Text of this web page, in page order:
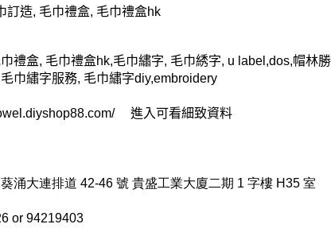
訂造, 毛巾禮盒, 毛巾禮盒hk
禮盒, 毛巾禮盒hk,毛巾繡字, 毛巾綉字, u label,dos,帽林
巾繡字服務, 毛巾繡字diy,embroidery
進入可看細致資料
葵涌大連排道 42-46 號 貴盛工業大廈二期 1 字樓 H35 室
or 94219403